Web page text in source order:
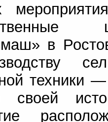
в
техники
своей